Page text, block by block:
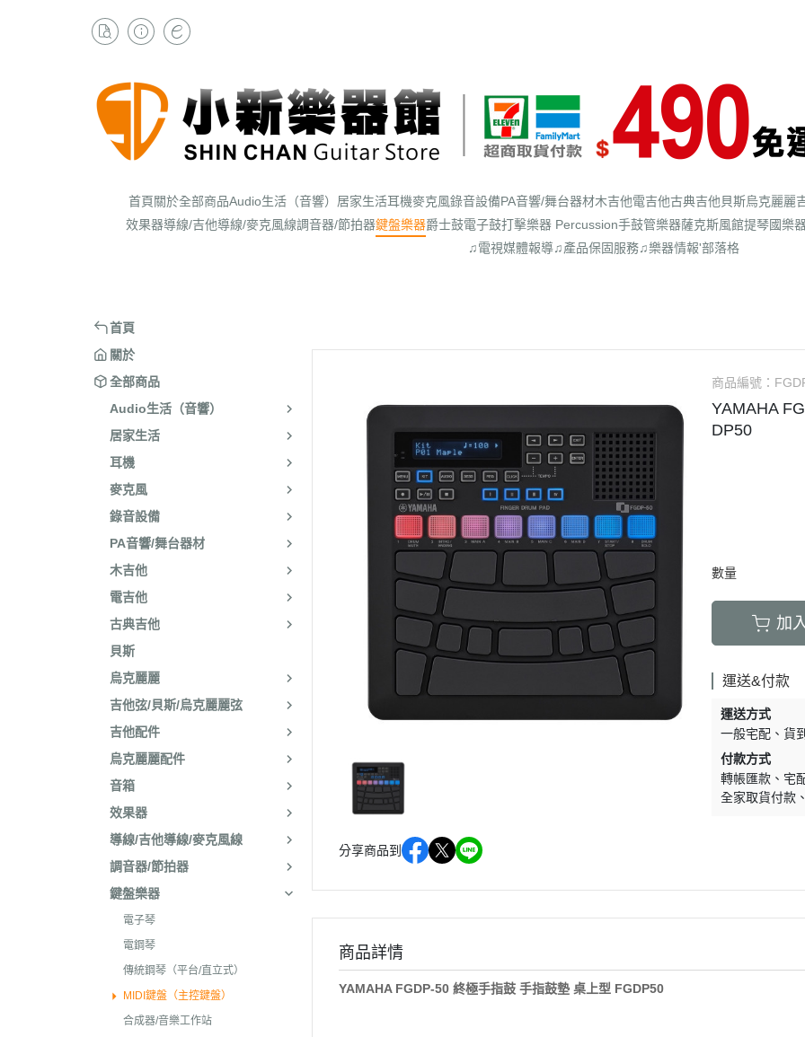
首頁關於全部商品Audio生活（音響） 居家生活耳機麥克風錄音設備PA音響/舞台器材木吉他電吉他古典吉他貝斯烏克麗麗
效果器導線/吉他導線/麥克風線調音器/節拍器鍵盤樂器爵士鼓電子鼓打擊樂器 Percussion手鼓管樂器薩克斯風館提琴國樂
♫電視媒體報導♫產品保固服務♫樂器情報'部落格
首頁
關於
全部商品
Audio生活（音響）
居家生活
耳機
麥克風
錄音設備
PA音響/舞台器材
木吉他
電吉他
古典吉他
貝斯
烏克麗麗
吉他弦/貝斯/烏克麗麗弦
吉他配件
烏克麗麗配件
音箱
效果器
導線/吉他導線/麥克風線
調音器/節拍器
鍵盤樂器
電子琴
電鋼琴
傳統鋼琴（平台/直立式）
MIDI鍵盤（主控鍵盤）
合成器/音樂工作站
分享商品到
商品編號：
YAMAHA
DP50
數量
加
運送&付款
運送方式
一般宅配
貨
付款方式
轉帳匯款
宅
全家取貨付款
商品詳情
YAMAHA FGDP-50 終極手指鼓 手指鼓墊 桌上型 FGDP50